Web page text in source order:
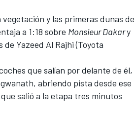
y las primeras dunas de
a 1:18 sobre Monsieur Dakary
Yazeed Al Rajhi (Toyota
que salían por delante de él,
abriendo pista desde ese
que salió a la etapa tres minutos